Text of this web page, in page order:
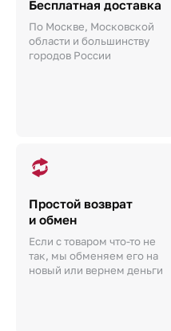
Бесплатная доставка
По Москве, Московской
области и большинству
городов России
Простой возврат
и обмен
Если с товаром что-то не
так, мы обменяем его на
новый или вернем деньги